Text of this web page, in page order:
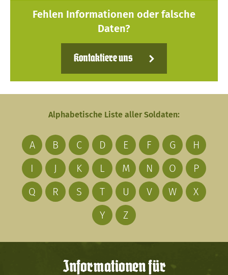
Fehlen Informationen oder falsche
Daten?
Kontaktiere uns
Alphabetische Liste aller Soldaten:
A B C D E F G
H
I
J K L M N O
P
Q
R S T U V W
X
Y
Z
Informationen für